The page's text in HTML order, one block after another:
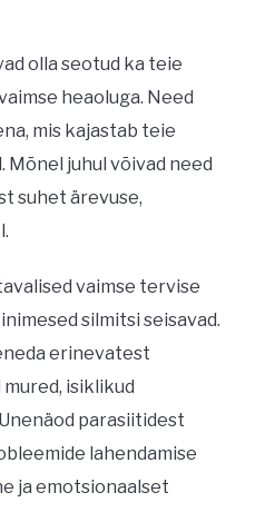
olla seotud ka teie
heaoluga. Need
mis kajastab teie
Mõnel juhul võivad need
suhet ärevuse,
vaimse tervise
silmitsi seisavad.
erinevatest
isiklikud
parasiitidest
lahendamise
ja emotsionaalset